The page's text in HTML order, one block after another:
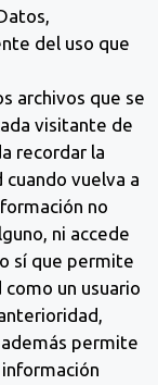
del uso que
archivos que se
visitante de
recordar la
vuelva a
no
ni accede
sí que permite
un usuario
permite